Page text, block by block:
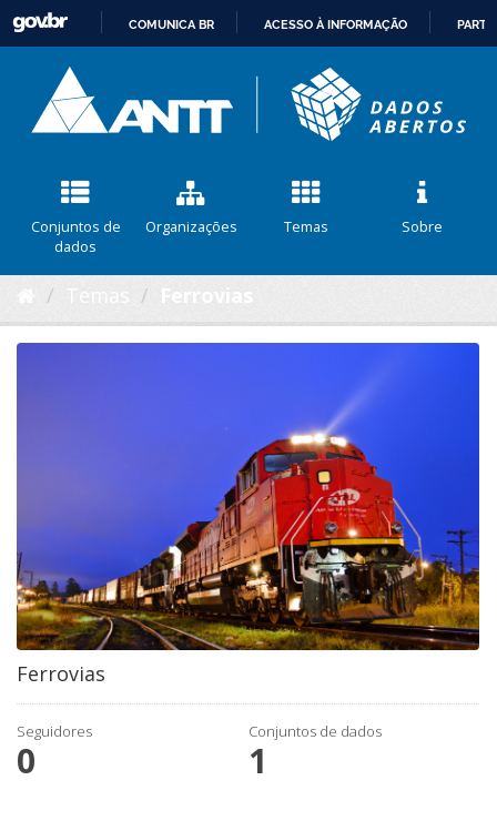
CONTEÚDO
COMUNICA BR ACESSO À INFORMAÇÃO
Conjuntos de
dados
Organizações Temas Sobre
Ferrovias
Seguidores
0
Conjuntos de dados
1